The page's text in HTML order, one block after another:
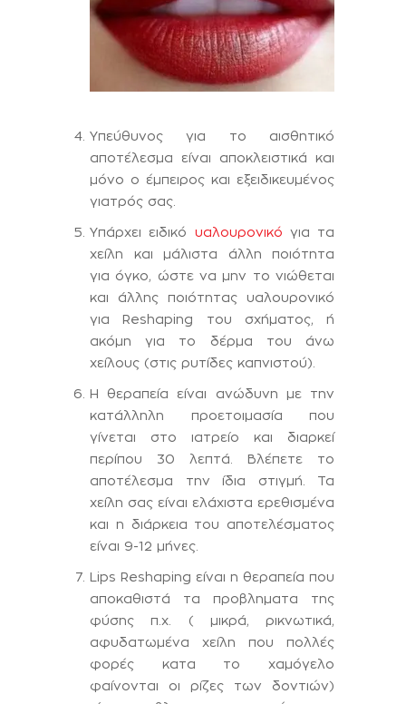
Υπεύθυνος για το αισθητικό
αποτέλεσμα είναι αποκλειστικά και
μόνο ο έμπειρος και εξειδικευμένος
γιατρός σας.
Υπάρχει ειδικό υαλουρονικό για τα
χείλη και μάλιστα άλλη ποιότητα
για όγκο, ώστε να μην το νιώθεται
και άλλης ποιότητας υαλουρονικό
για Reshaping του σχήματος, ή
ακόμη για το δέρμα του άνω
χείλους (στις ρυτίδες καπνιστού).
Η θεραπεία είναι ανώδυνη με την
κατάλληλη προετοιμασία που
γίνεται στο ιατρείο και διαρκεί
περίπου 30 λεπτά. Βλέπετε το
αποτέλεσμα την ίδια στιγμή. Τα
χείλη σας είναι ελάχιστα ερεθισμένα
και η διάρκεια του αποτελέσματος
είναι 9-12 μήνες.
Lips Reshaping είναι η θεραπεία που
αποκαθιστά τα προβληματα της
φύσης π.χ. ( μικρά, ρικνωτικά,
αφυδατωμένα χείλη που πολλές
φορές κατα το χαμόγελο
φαίνονται οι ρίζες των δοντιών)